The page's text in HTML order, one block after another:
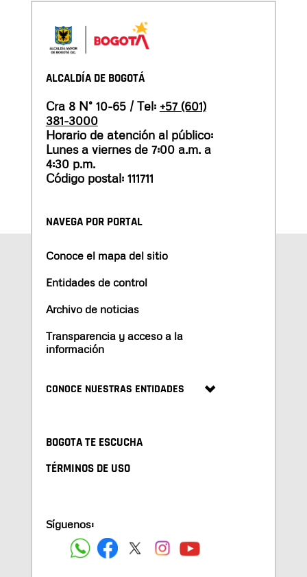
ALCALDÍA DE BOGOTÁ
Cra 8 N° 10-65 / Tel: +57 (601)
381-3000
Horario de atención al público:
Lunes a viernes de 7:00 a.m. a
4:30 p.m.
Código postal: 111711
NAVEGA POR PORTAL
Conoce el mapa del sitio
Entidades de control
Archivo de noticias
Transparencia y acceso a la
información
CONOCE NUESTRAS ENTIDADES
BOGOTA TE ESCUCHA
TÉRMINOS DE USO
Síguenos: